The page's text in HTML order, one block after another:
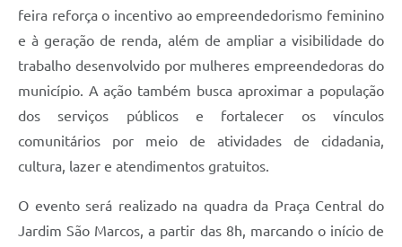
Agenda
Contato
feira reforça o incentivo ao empreendedorismo feminino
e à geração de renda, além de ampliar a visibilidade do
trabalho desenvolvido por mulheres empreendedoras do
município. A ação também busca aproximar a população
dos serviços públicos e fortalecer os vínculos
comunitários por meio de atividades de cidadania,
cultura, lazer e atendimentos gratuitos.
O evento será realizado na quadra da Praça Central do
Jardim São Marcos, a partir das 8h, marcando o início de